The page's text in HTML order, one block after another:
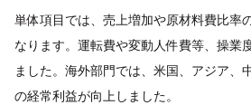
単体項目では、売上増加や原材料費比率
なります。運転費や変動人件費等、操業
ました。海外部門では、米国、アジア、
の経常利益が向上しました。